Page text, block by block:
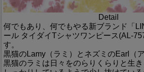
Detail
何でもあり、何でもやる新ブランド「
ール タイダイTシャツワンピース(AL-
す。
黒猫のLamy（ラミ）とネズミのEarl（ア
黒猫のラミは日々をのらりくらりと生き